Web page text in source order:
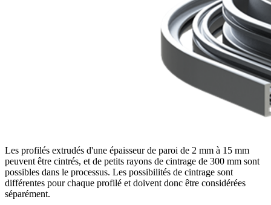
Les profilés extrudés d'une épaisseur de paroi de 2 mm à 15 mm
peuvent être cintrés, et de petits rayons de cintrage de 300 mm sont
possibles dans le processus. Les possibilités de cintrage sont
différentes pour chaque profilé et doivent donc être considérées
séparément.